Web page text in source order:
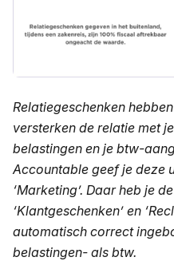
Relatiegeschenken
versterken de relatie met
belastingen en je btw-
Accountable geef je deze
‘Marketing’. Daar heb je
‘Klantgeschenken’ en
automatisch correct
belastingen- als btw.